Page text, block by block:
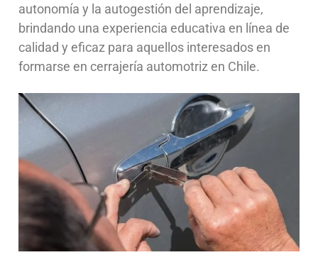
autonomía y la autogestión del aprendizaje,
brindando una experiencia educativa en línea de
calidad y eficaz para aquellos interesados en
formarse en cerrajería automotriz en Chile.